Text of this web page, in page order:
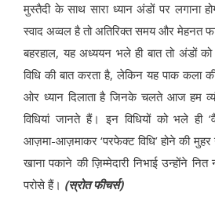
मुस्तैदी के साथ सारा ध्यान अंडों पर लगाना
स्वाद अव्वल है तो अतिरिक्त समय और मेहनत
बहरहाल, यह अध्ययन भले ही बात तो अंडों
विधि की बात करता है, लेकिन यह पाक कला
ओर ध्यान दिलाता है जिनके चलते आज हम
विधियां जानते हैं। इन विधियों को भले ही
आज़मा-आज़माकर ‘परफेक्ट विधि’ होने की मुहर
खाना पकाने की ज़िम्मेदारी निभाई उन्होंने
परोसे हैं। (स्रोत फीचर्स)